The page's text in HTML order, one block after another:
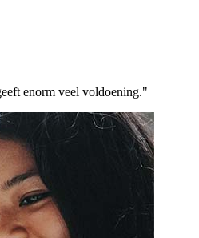
enorm veel voldoening."